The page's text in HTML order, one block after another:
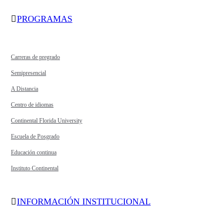
PROGRAMAS
Carreras de pregrado
Semipresencial
A Distancia
Centro de idiomas
Continental Florida University
Escuela de Posgrado
Educación continua
Instituto Continental
INFORMACIÓN INSTITUCIONAL